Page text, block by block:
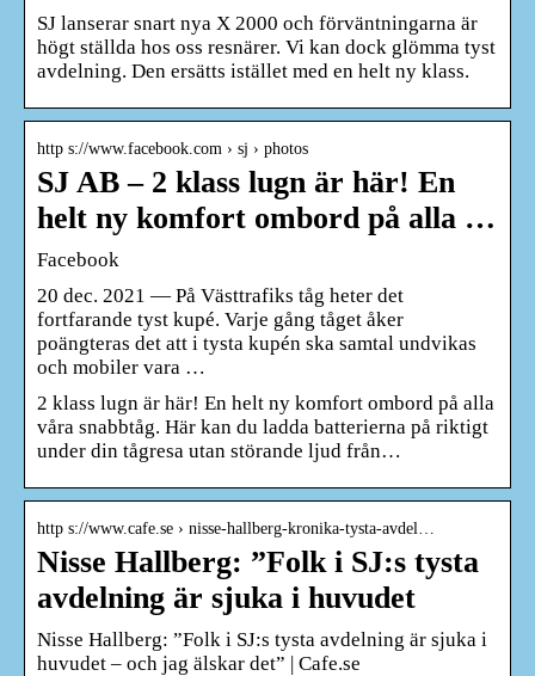
SJ lanserar snart nya X 2000 och förväntningarna är
högt ställda hos oss resnärer. Vi kan dock glömma tyst
avdelning. Den ersätts istället med en helt ny klass.
http s://www.facebook.com › sj › photos
SJ AB – 2 klass lugn är här! En
helt ny komfort ombord på alla …
Facebook
20 dec. 2021 — På Västtrafiks tåg heter det
fortfarande tyst kupé. Varje gång tåget åker
poängteras det att i tysta kupén ska samtal undvikas
och mobiler vara …
2 klass lugn är här! En helt ny komfort ombord på alla
våra snabbtåg. Här kan du ladda batterierna på riktigt
under din tågresa utan störande ljud från…
http s://www.cafe.se › nisse-hallberg-kronika-tysta-avdel…
Nisse Hallberg: ”Folk i SJ:s tysta
avdelning är sjuka i huvudet
Nisse Hallberg: ”Folk i SJ:s tysta avdelning är sjuka i
huvudet – och jag älskar det” | Cafe.se